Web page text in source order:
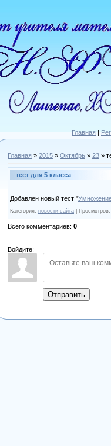
Главная |
Главная » 2015 » Октябрь » 23 »
тест для 5 класса
Добавлен новый тест "
Категория: новости сайта Просмотров:
Всего комментариев: 0
Войдите:
Отправить